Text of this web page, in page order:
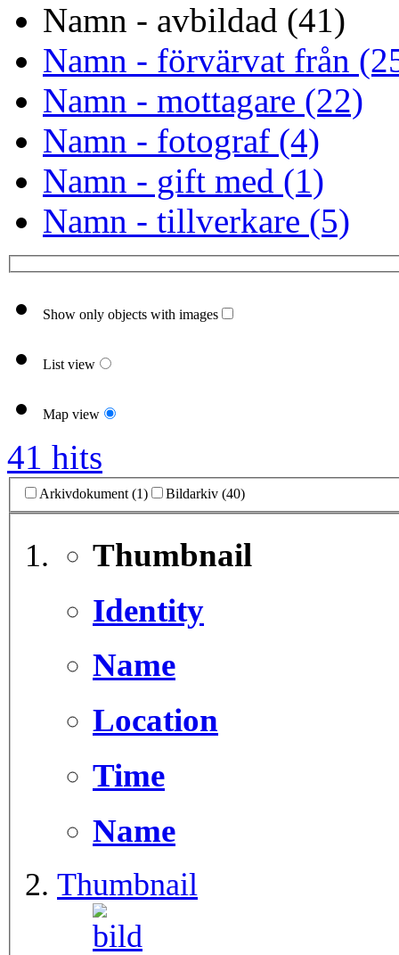
Namn - avbildad (41)
Namn - förvärvat från
Namn - mottagare (22)
Namn - fotograf (4)
Namn - gift med (1)
Namn - tillverkare (5)
Show only objects with images
List view
Map view
41 hits
Arkivdokument (1) Bildarkiv (40)
Thumbnail
Identity
Name
Location
Time
Name
Thumbnail